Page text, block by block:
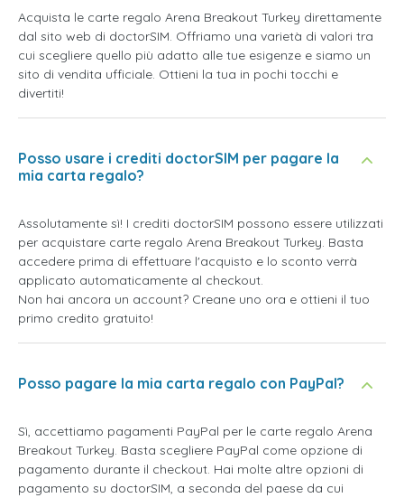
Acquista le carte regalo Arena Breakout Turkey direttamente
dal sito web di doctorSIM. Offriamo una varietà di valori tra
cui scegliere quello più adatto alle tue esigenze e siamo un
sito di vendita ufficiale. Ottieni la tua in pochi tocchi e
divertiti!
Posso usare i crediti doctorSIM per pagare la
mia carta regalo?
Assolutamente sì! I crediti doctorSIM possono essere utilizzati
per acquistare carte regalo Arena Breakout Turkey. Basta
accedere prima di effettuare l'acquisto e lo sconto verrà
applicato automaticamente al checkout.
Non hai ancora un account? Creane uno ora e ottieni il tuo
primo credito gratuito!
Posso pagare la mia carta regalo con PayPal?
Sì, accettiamo pagamenti PayPal per le carte regalo Arena
Breakout Turkey. Basta scegliere PayPal come opzione di
pagamento durante il checkout. Hai molte altre opzioni di
pagamento su doctorSIM, a seconda del paese da cui